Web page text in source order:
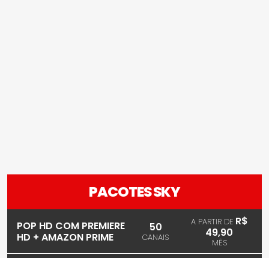
PACOTES SKY
POP HD COM PREMIERE
HD + AMAZON PRIME
50
CANAIS
A PARTIR DE R$
49,90
MÊS